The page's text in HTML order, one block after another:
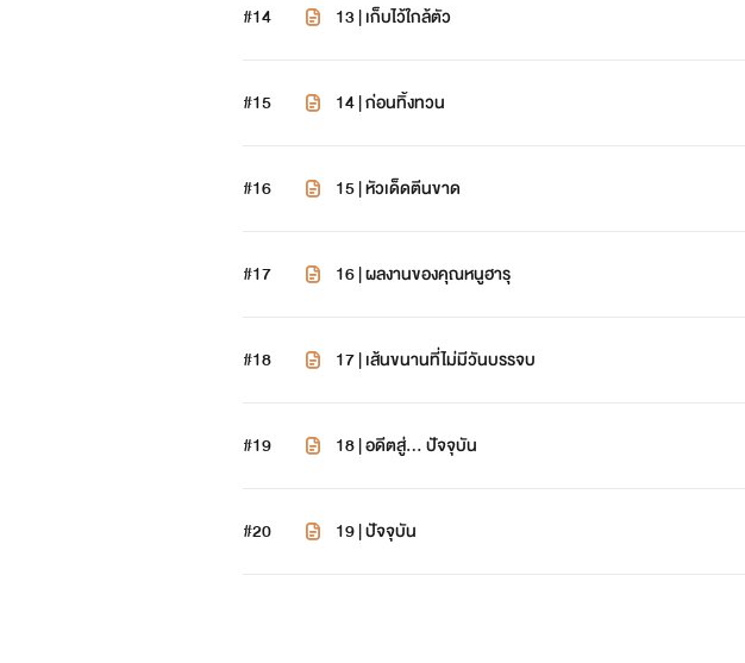
#14 13 | เก็บไว้ใกล้ตัว
#15 14 | ก่อนทิ้งทวน
#16 15 | หัวเด็ดตีนขาด
#17 16 | ผลงานของคุณหนูฮารุ
#18 17 | เส้นขนานที่ไม่มีวันบรรจบ
#19 18 | อดีตสู่... ปัจจุบัน
#20 19 | ปัจจุบัน